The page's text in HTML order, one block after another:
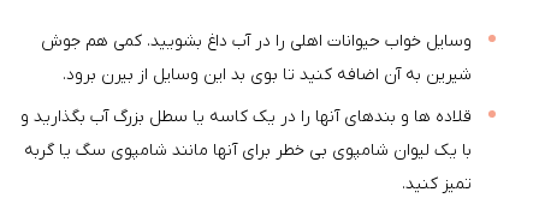
وسایل خواب حیوانات اهلی را در آب داغ بشویید. کمی هم جوش
شیرین به آن اضافه کنید تا بوی بد این وسایل از بیرن برود.
قلاده ها و بندهای آنها را در یک کاسه یا سطل بزرگ آب بگذارید و
با یک لیوان شامپوی بی خطر برای آنها مانند شامپوی سگ یا گربه
تمیز کنید.